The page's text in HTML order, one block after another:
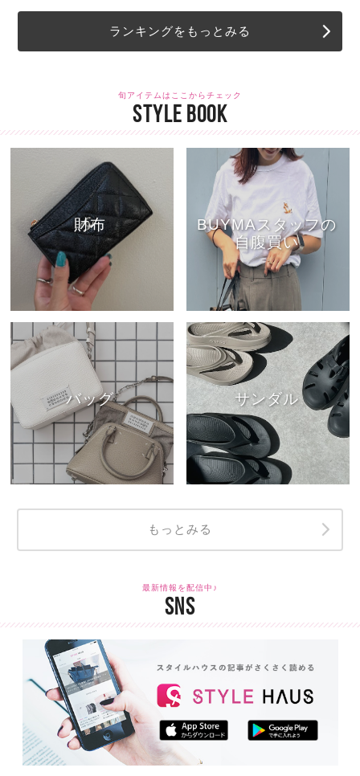
ランキングをもっとみる
旬アイテムはここからチェック
STYLE BOOK
財布
BUYMAスタッフの
自腹買い
バッグ サンダル
もっとみる
最新情報を配信中♪
SNS